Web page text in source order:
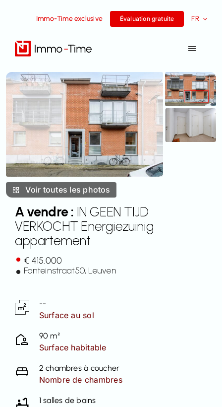
Immo-Time exclusive Évaluation gratuite FR
Toggle
Services
A vendre
A louer
Histoires de réussite
L’équipe
Voir toutes les photos
A vendre : IN GEEN TIJD
VERKOCHT Energiezuinig
appartement
€ 415.000
Fonteinstraat50, Leuven
--
Surface au sol
90 m²
Surface habitable
2 chambres à coucher
Nombre de chambres
1 salles de bains